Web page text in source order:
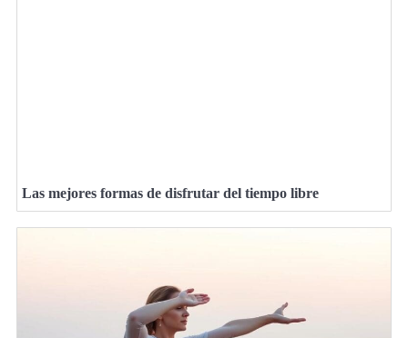
Las mejores formas de disfrutar del tiempo libre